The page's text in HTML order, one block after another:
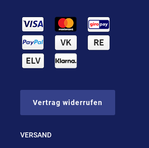
Vertrag widerrufen
VERSAND